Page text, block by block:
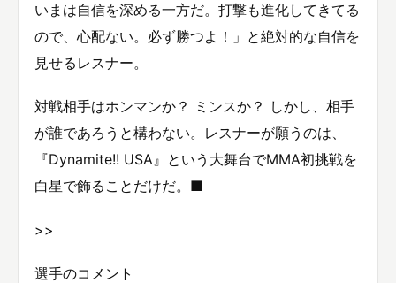
いまは自信を深める一方だ。打撃も進化してきてる
ので、心配ない。必ず勝つよ！」と絶対的な自信を
見せるレスナー。
対戦相手はホンマンか？ ミンスか？ しかし、相手
が誰であろうと構わない。レスナーが願うのは、
『Dynamite!! USA』という大舞台でMMA初挑戦を
白星で飾ることだけだ。■
>>
選手のコメント